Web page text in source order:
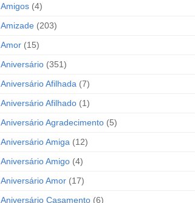
Amigos (4)
Amizade (203)
Amor (15)
Aniversário (351)
Aniversário Afilhada (7)
Aniversário Afilhado (1)
Aniversário Agradecimento (5)
Aniversário Amiga (12)
Aniversário Amigo (4)
Aniversário Amor (17)
Aniversário Casamento (6)